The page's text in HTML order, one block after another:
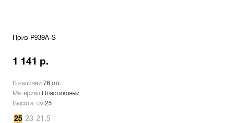
Приз P939A-S
1 141 р.
В наличии:76 шт.
Материал: Пластиковый
Высота, см:25
25 23 21.5